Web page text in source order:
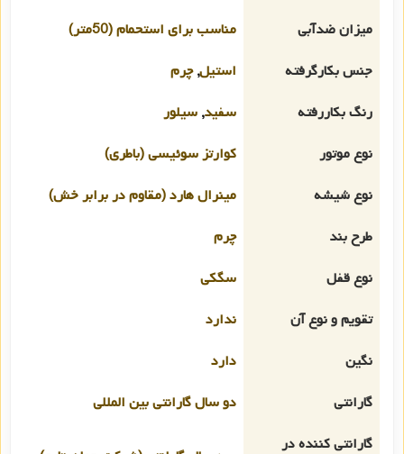
میزان ضدآبی
مناسب برای استحمام (50متر)
جنس بکارگرفته
استیل,چرم
رنگ بکاررفته
سفید, سیلور
نوع موتور
کوارتز سوئیسی (باطری)
نوع شیشه
مینرال هارد (مقاوم در برابر خش)
طرح بند
چرم
نوع قفل
سگکی
تقویم و نوع آن
ندارد
نگین
دارد
گارانتی
دو سال گارانتی بین المللی
گارانتی کننده در